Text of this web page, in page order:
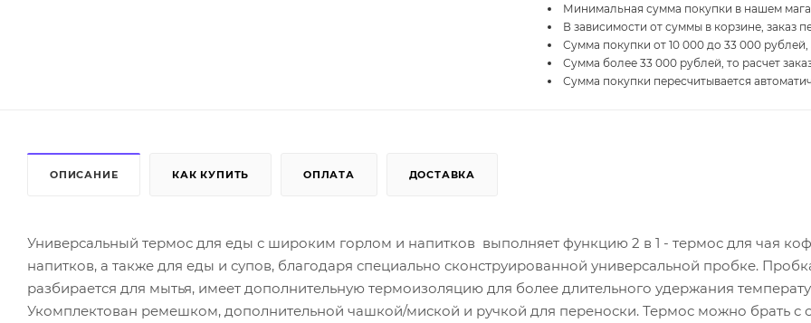
Минимальная сумма покупки в нашем
В зависимости от суммы в корзине, заказ
Сумма покупки от 10 000 до 33 000 рублей,
Сумма более 33 000 рублей, то расчет
Сумма покупки пересчитывается
ОПИСАНИЕ КАК КУПИТЬ ОПЛАТА ДОСТАВКА
Универсальный термос для еды с широким горлом и напитков выполняет функцию 2 в 1 - термос для чая
напитков, а также для еды и супов, благодаря специально сконструированной универсальной пробке.
разбирается для мытья, имеет дополнительную термоизоляцию для более длительного удержания
Укомплектован ремешком, дополнительной чашкой/миской и ручкой для переноски. Термос можно брать с